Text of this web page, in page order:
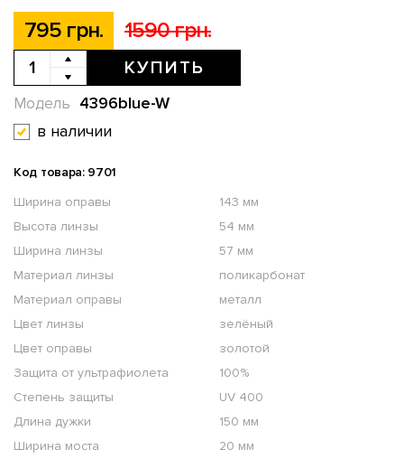
795 грн. 1590 грн.
КУПИТЬ
4396blue-W
Модель
в наличии
Код товара: 9701
Ширина оправы
143 мм
Высота линзы
54 мм
Ширина линзы
57 мм
Материал линзы
поликарбонат
Материал оправы
металл
Цвет линзы
зелёный
Цвет оправы
золотой
Защита от ультрафиолета
100%
Степень защиты
UV 400
Длина дужки
150 мм
Ширина моста
20 мм